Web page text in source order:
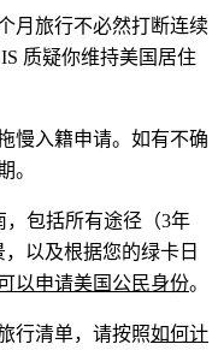
月旅行不必然打断连续
质疑你维持美国居住
慢入籍申请。如有不确
。
，包括所有途径（3年
以及根据您的绿卡日
以申请美国公民身份。
行清单，请按照如何计